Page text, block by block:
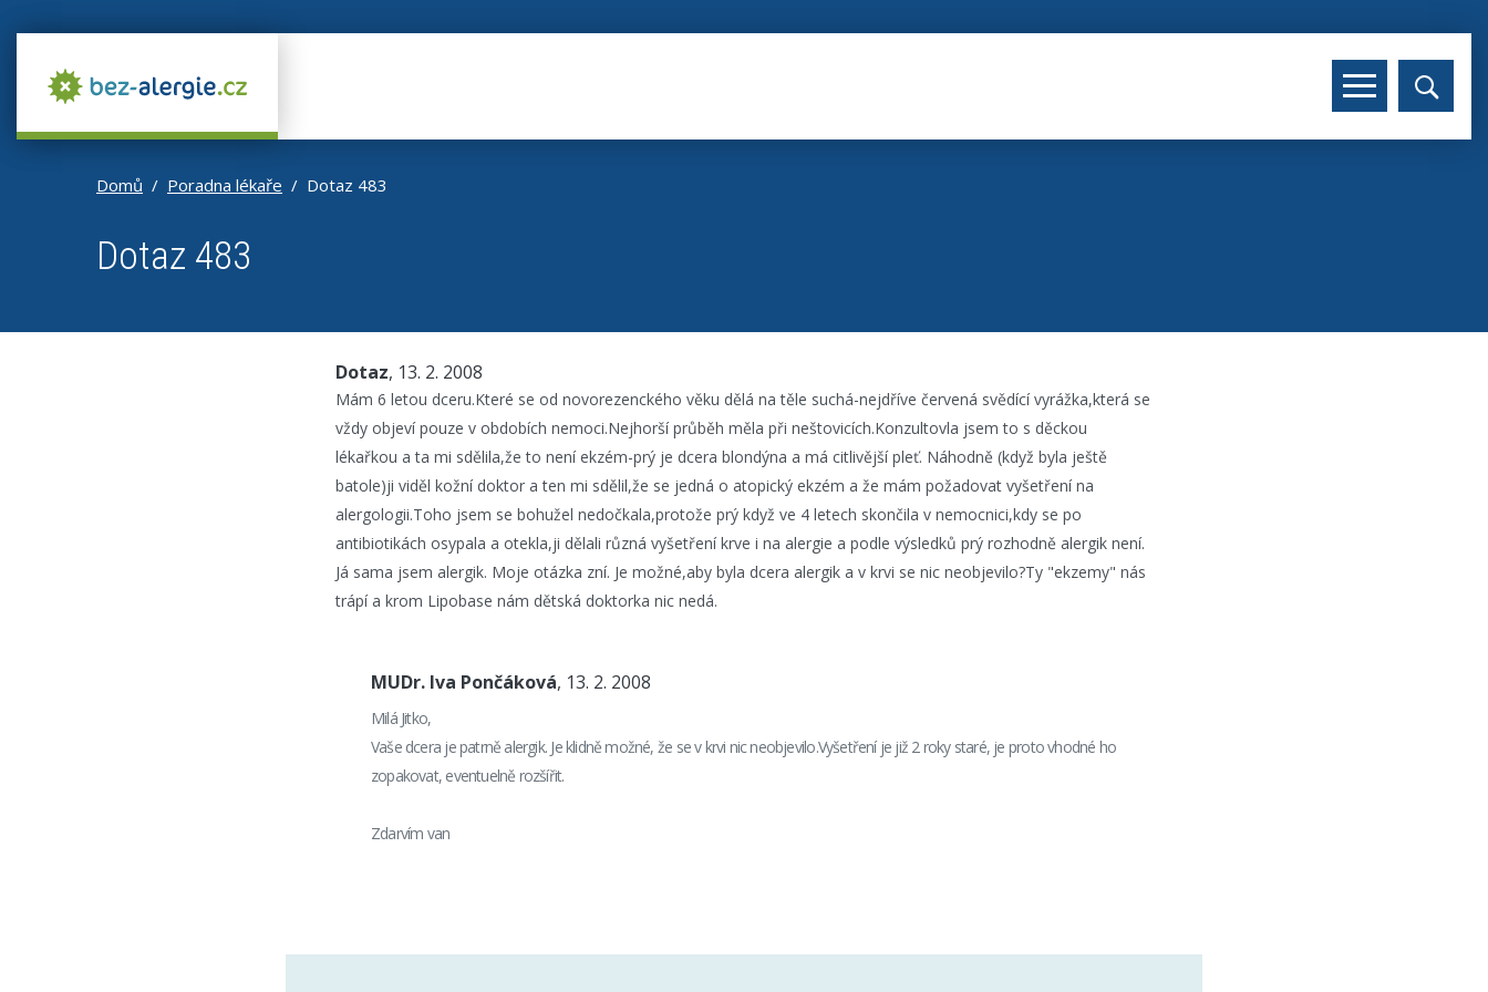
Domů Poradna lékaře Dotaz 483
Dotaz 483
Dotaz, 13. 2. 2008
Mám 6 letou dceru.Které se od novorezenckého věku dělá na těle suchá-nejdříve červená svědící vyrážka,která se
vždy objeví pouze v obdobích nemoci.Nejhorší průběh měla při neštovicích.Konzultovla jsem to s děckou
lékařkou a ta mi sdělila,že to není ekzém-prý je dcera blondýna a má citlivější pleť. Náhodně (když byla ještě
batole)ji viděl kožní doktor a ten mi sdělil,že se jedná o atopický ekzém a že mám požadovat vyšetření na
alergologii.Toho jsem se bohužel nedočkala,protože prý když ve 4 letech skončila v nemocnici,kdy se po
antibiotikách osypala a otekla,ji dělali různá vyšetření krve i na alergie a podle výsledků prý rozhodně alergik není.
Já sama jsem alergik. Moje otázka zní. Je možné,aby byla dcera alergik a v krvi se nic neobjevilo?Ty "ekzemy" nás
trápí a krom Lipobase nám dětská doktorka nic nedá.
MUDr. Iva Pončáková, 13. 2. 2008
Milá Jitko,
Vaše dcera je patrně alergik. Je klidně možné, že se v krvi nic neobjevilo.Vyšetření je již 2 roky staré, je proto vhodné ho
zopakovat, eventuelně rozšířit.
Zdarvím van